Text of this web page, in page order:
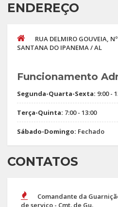
ENDEREÇO
RUA DELMIRO GOUVEIA,
SANTANA DO IPANEMA / AL
Funcionamento
Segunda-Quarta-Sexta: 9:00 -
Terça-Quinta: 7:00 - 13:00
Sábado-Domingo: Fechado
CONTATOS
Comandante da
de serviço - Cmt. de Gu.